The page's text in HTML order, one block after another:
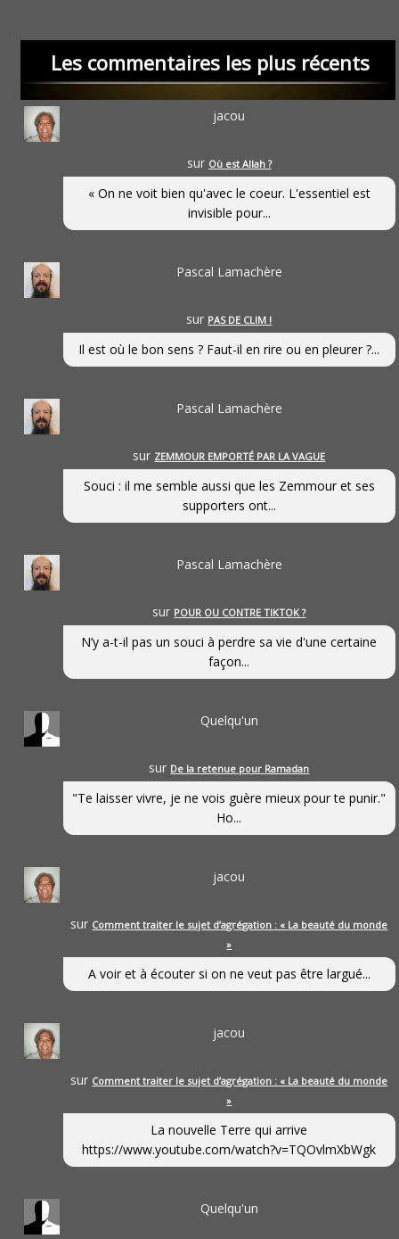
Les commentaires les plus récents
jacou
sur Où est Allah ?
« On ne voit bien qu'avec le coeur. L'essentiel est
invisible pour...
Pascal Lamachère
sur PAS DE CLIM !
Il est où le bon sens ? Faut-il en rire ou en pleurer ?...
Pascal Lamachère
sur ZEMMOUR EMPORTÉ PAR LA VAGUE
Souci : il me semble aussi que les Zemmour et ses
supporters ont...
Pascal Lamachère
sur POUR OU CONTRE TIKTOK ?
N’y a-t-il pas un souci à perdre sa vie d'une certaine
façon...
Quelqu'un
sur De la retenue pour Ramadan
"Te laisser vivre, je ne vois guère mieux pour te punir."
Ho...
jacou
sur Comment traiter le sujet d’agrégation : « La beauté du monde
»
A voir et à écouter si on ne veut pas être largué...
jacou
sur Comment traiter le sujet d’agrégation : « La beauté du monde
»
La nouvelle Terre qui arrive
https://www.youtube.com/watch?v=TQOvlmXbWgk
Quelqu'un